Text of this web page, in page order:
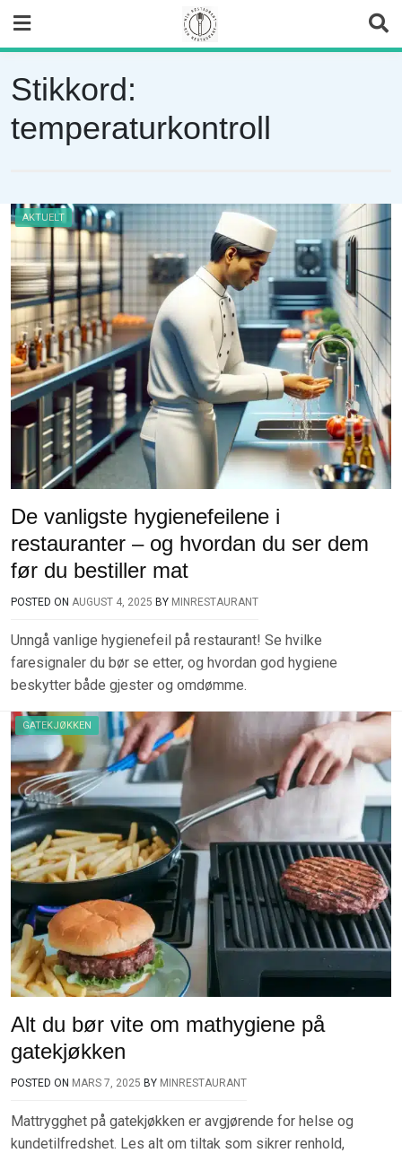
content
Stikkord:
temperaturkontroll
AKTUELT
De vanligste hygienefeilene i
restauranter – og hvordan du ser dem
før du bestiller mat
POSTED ON AUGUST 4, 2025 BY MINRESTAURANT
Unngå vanlige hygienefeil på restaurant! Se hvilke
faresignaler du bør se etter, og hvordan god hygiene
beskytter både gjester og omdømme.
GATEKJØKKEN
Alt du bør vite om mathygiene på
gatekjøkken
POSTED ON MARS 7, 2025 BY MINRESTAURANT
Mattrygghet på gatekjøkken er avgjørende for helse og
kundetilfredshet. Les alt om tiltak som sikrer renhold,